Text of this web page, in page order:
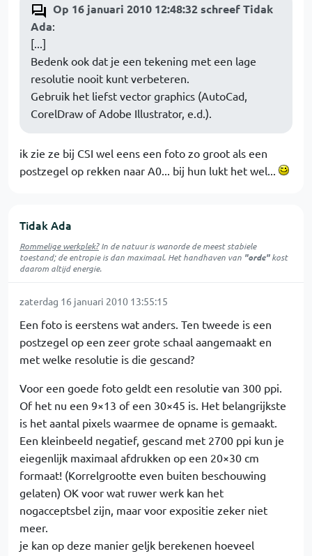
Op 16 januari 2010 12:48:32 schreef Tidak
Ada:
[...]
Bedenk ook dat je een tekening met een lage
resolutie nooit kunt verbeteren.
Gebruik het liefst vector graphics (AutoCad,
CorelDraw of Adobe Illustrator, e.d.).
ik zie ze bij CSI wel eens een foto zo groot als een
postzegel op rekken naar A0... bij hun lukt het wel...
Tidak Ada
Rommelige werkplek?In de natuur iswanordede meest stabiele
toestand; de entropie is dan maximaal. Het handhaven van "orde"kost
daarom altijd energie.
zaterdag 16 januari 2010 13:55:15
Een foto is eerstens wat anders. Ten tweede is een
postzegel op een zeer grote schaal aangemaakt en
met welke resolutie is die gescand?
Voor een goede foto geldt een resolutie van 300 ppi.
Of het nu een 9×13 of een 30×45 is. Het belangrijkste
is het aantal pixels waarmee de opname is gemaakt.
Een kleinbeeld negatief, gescand met 2700 ppi kun je
eiegenlijk maximaal afdrukken op een 20×30 cm
formaat! (Korrelgrootte even buiten beschouwing
gelaten) OK voor wat ruwer werk kan het
nogacceptsbel zijn, maar voor expositie zeker niet
meer.
je kan op deze manier geljk berekenen hoeveel